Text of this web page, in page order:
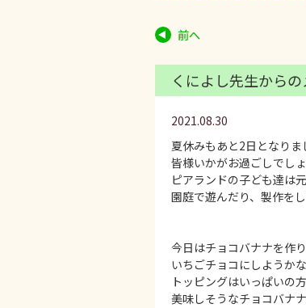
前へ
くによし先生からの
2021.08.30
夏休みもあと2日となりま
皆様いかがお過ごしでし
ピアランドの子ども達は
園庭で遊んだり、製作を
今日はチョコバナナを作
いちごチョコにしようか
トッピングはいっぱいの
美味しそうなチョコバナ